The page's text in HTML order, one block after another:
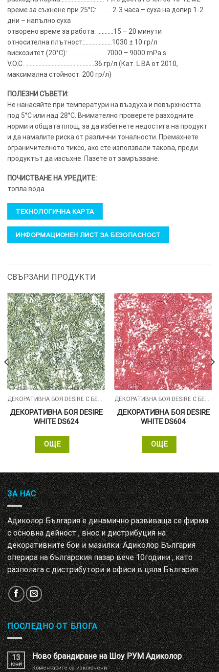
време за съхнене при 25°C:………..2-3 часа – суха на допир 1-2
дни – напълно суха
отворено време за работа: ………..15 – 20 минути
относителна плътност:……………….1030 ± 10 гр/л
вискозитет (20°C):………………………7000 – 9000 mPa.s
V.O.C. ………………………………………..36 гр/л (Кат. L BA от 2010,
максимална стойност: 200 гр/л)
ПОЛЕЗНИ СЪВЕТИ:
Не нанасяйте при температури на въздуха и повърхността
под 5°C или над 28°C. Внимателно проверете разходните
норми и общата площ, за да избегнете недостига на продукт
и да намалите риска от различни тоналности. Премахнете
ограничителното тиксо, ако сте използвали такова, преди
продуктът да изсъхне. Пазете от замръзване.
ПОЧИСТВАНЕ НА УРЕДИТЕ:
топла вода
ТЕХНОЛОГИЧНА КАРТА
ИНФОРМАЦИОНЕН ЛИСТ ЗА БЕЗОПАСНОСТ
СВЪРЗАНИ ПРОДУКТИ
ДЕКОРАТИВНА БОЯ DESIRE С БЕЛИ СИЛИКОНОВИ ЧАСТИЦИ
ДЕКОРАТИВНА БОЯ DESIRE
WHITE DS624
ОЩЕ
ДЕКОРАТИВНА БОЯ DESIRE С БЕЛИ СИЛИКОНОВИ ЧАСТИЦИ
ДЕКОРАТИВНА БОЯ DESIRE
WHITE DS604
ОЩЕ
ЗА НАС
Адиколор България е динамично развиваща се фирма
с основна дейност , внос и дистрибуция на
декоративните бои и мазилки. Адиколор България
оперира на българския пазар вече 10години , като
разполага с дистрибутори и офиси в цяла България.
ПОСЛЕДНО ОТ БЛОГА
13
юни
Ново брандиране на Шоу РУМ Адиколор
Коментарите са изключениза